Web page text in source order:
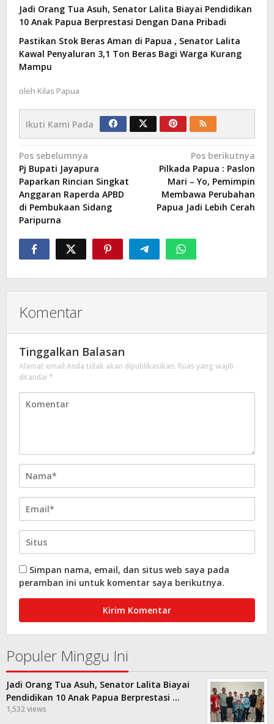
Jadi Orang Tua Asuh, Senator Lalita Biayai Pendidikan
10 Anak Papua Berprestasi Dengan Dana Pribadi
Pastikan Stok Beras Aman di Papua , Senator Lalita
Kawal Penyaluran 3,1 Ton Beras Bagi Warga Kurang
Mampu
oleh Kilas Papua
Ikuti Kami Pada
Navigasi
pos
Pos sebelumnya
Pj Bupati Jayapura
Paparkan Rincian Singkat
Anggaran Raperda APBD
di Pembukaan Sidang
Paripurna
Pos berikutnya
Pilkada Papua : Paslon
Mari – Yo, Pemimpin
Membawa Perubahan
Papua Jadi Lebih Cerah
Komentar
Tinggalkan Balasan
Alamat email Anda tidak akan dipublikasikan. Ruas yang wajib
ditandai *
Simpan nama, email, dan situs web saya pada
peramban ini untuk komentar saya berikutnya.
Populer Minggu Ini
Jadi Orang Tua Asuh, Senator Lalita Biayai
Pendidikan 10 Anak Papua Berprestasi …
1,532 views